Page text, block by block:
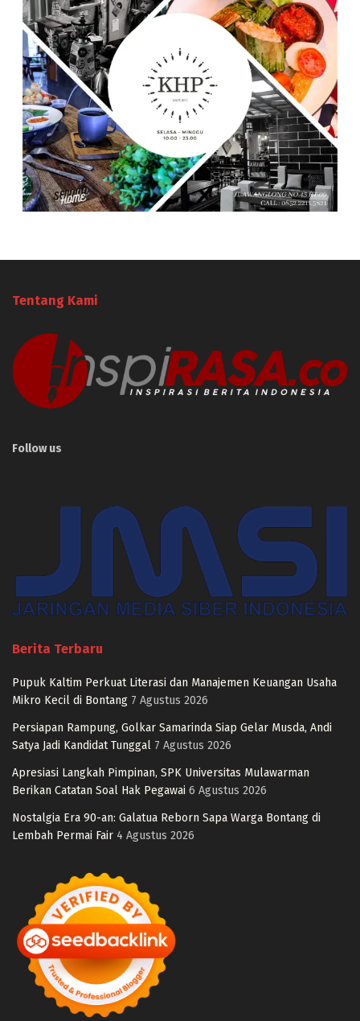
Tentang Kami
Follow us
Berita Terbaru
Pupuk Kaltim Perkuat Literasi dan Manajemen Keuangan Usaha
Mikro Kecil di Bontang 7 Agustus 2026
Persiapan Rampung, Golkar Samarinda Siap Gelar Musda, Andi
Satya Jadi Kandidat Tunggal 7 Agustus 2026
Apresiasi Langkah Pimpinan, SPK Universitas Mulawarman
Berikan Catatan Soal Hak Pegawai 6 Agustus 2026
Nostalgia Era 90-an: Galatua Reborn Sapa Warga Bontang di
Lembah Permai Fair 4 Agustus 2026